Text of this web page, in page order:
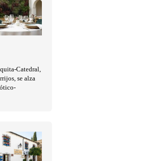
Catedral,
se alza